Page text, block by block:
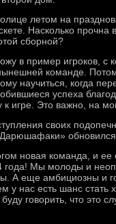
летом на
Насколько прочна
сборной?
в пример игроков, с
команде.
научиться, когда
успеха
к игре. Это важно, на
своих
обновился
новая команда, и ее
года! Мы молоды и
А еще амбициозны и
у нас есть шанс стать
говорить, что это